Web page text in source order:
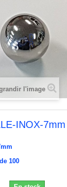
l'image
INOX-7mm
100